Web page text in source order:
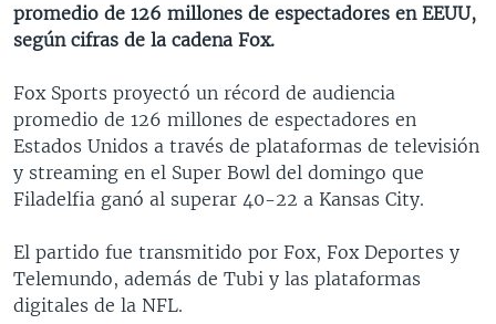
EL MUNDO AL DÍA [RADIO]
DEPORTIVO INTERNACIONAL
NOTA ECONÓMICA
ENTRETENIMIENTO
SÍGANOS
Idiomas
promedio de 126 millones de espectadores en EEUU,
según cifras de la cadena Fox.
Fox Sports proyectó un récord de audiencia
promedio de 126 millones de espectadores en
Estados Unidos a través de plataformas de televisión
y streaming en el Super Bowl del domingo que
Filadelfia ganó al superar 40-22 a Kansas City.
El partido fue transmitido por Fox, Fox Deportes y
Telemundo, además de Tubi y las plataformas
digitales de la NFL.